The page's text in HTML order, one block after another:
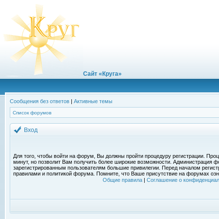
Сайт «Круга»
Сообщения без ответов | Активные темы
Список форумов
Вход
Для того, чтобы войти на форум, Вы должны пройти процедуру регистрации.
минут, но позволит Вам получить более широкие возможности. Администрация
зарегистрированным пользователям большие привилегии. Перед началом
правилами и политикой форума. Помните, что Ваше присутствие на форумах
Общие правила| Соглашение о